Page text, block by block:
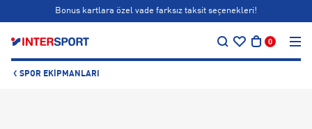
Bonus kartlara özel vade farksız taksit seçenekleri!
0
SPOR EKIPMANLARI